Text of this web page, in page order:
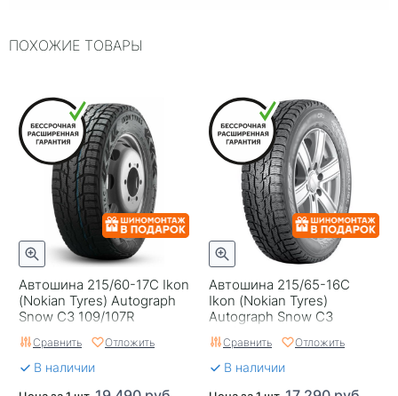
Индекс нагрузки
113/111
Шип
Нешипованная
Комплектация
Шина
Гарантия
Hakka Guarantee
Страна изготовителя
Россия
ПОХОЖИЕ ТОВАРЫ
Автошина 215/60-17С Ikon
(Nokian Tyres) Autograph
Snow C3 109/107R
Сравнить Отложить
В наличии
Автошина 215/65-16C
Ikon (Nokian Tyres)
Autograph Snow C3
109/107R
Сравнить Отложить
В наличии